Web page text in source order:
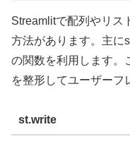
Streamlitで配列やリス
方法があります。主に
の関数を利用します。
を整形してユーザーフ
st.write